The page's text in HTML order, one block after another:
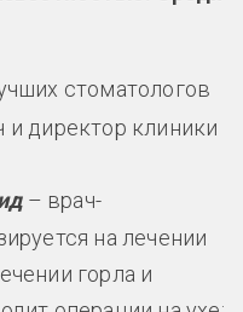
стоматологов
директор клиники
– врач-
на лечении
горла и